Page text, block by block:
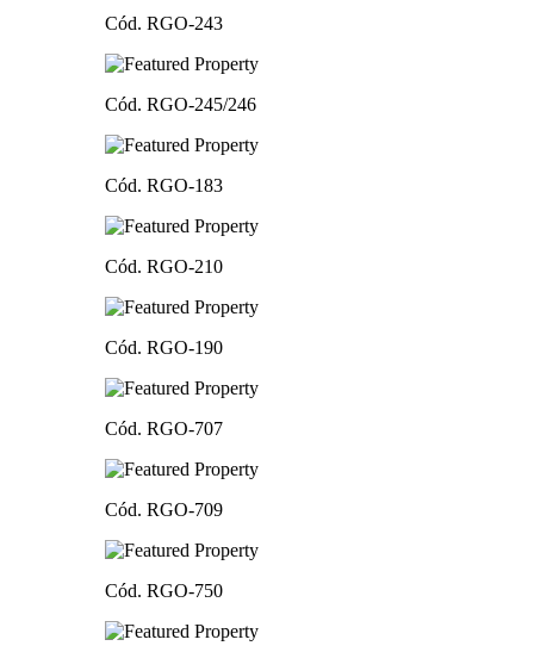
Cód. RGO-243
Cód. RGO-245/246
Cód. RGO-183
Cód. RGO-210
Cód. RGO-190
Cód. RGO-707
Cód. RGO-709
Cód. RGO-750